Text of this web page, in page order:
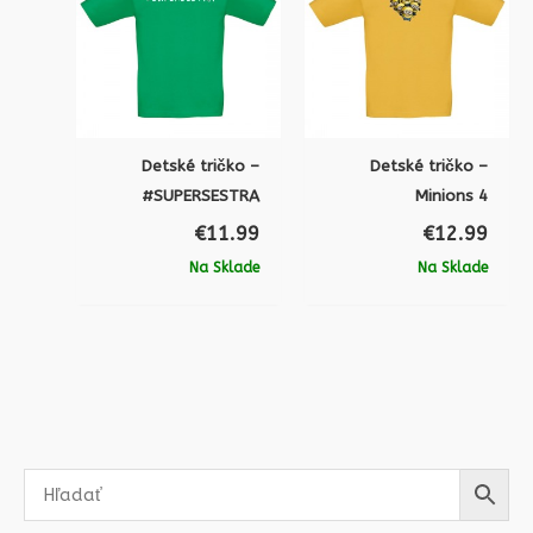
Detské tričko –
#SUPERSESTRA
€11.99
Na Sklade
Detské tričko –
Minions 4
€12.99
Na Sklade